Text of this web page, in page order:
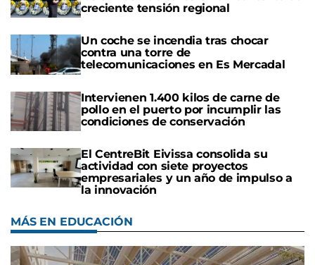
creciente tensión regional
Un coche se incendia tras chocar
contra una torre de
telecomunicaciones en Es Mercadal
Intervienen 1.400 kilos de carne de
pollo en el puerto por incumplir las
condiciones de conservación
El CentreBit Eivissa consolida su
actividad con siete proyectos
empresariales y un año de impulso a
la innovación
MÁS EN EDUCACIÓN